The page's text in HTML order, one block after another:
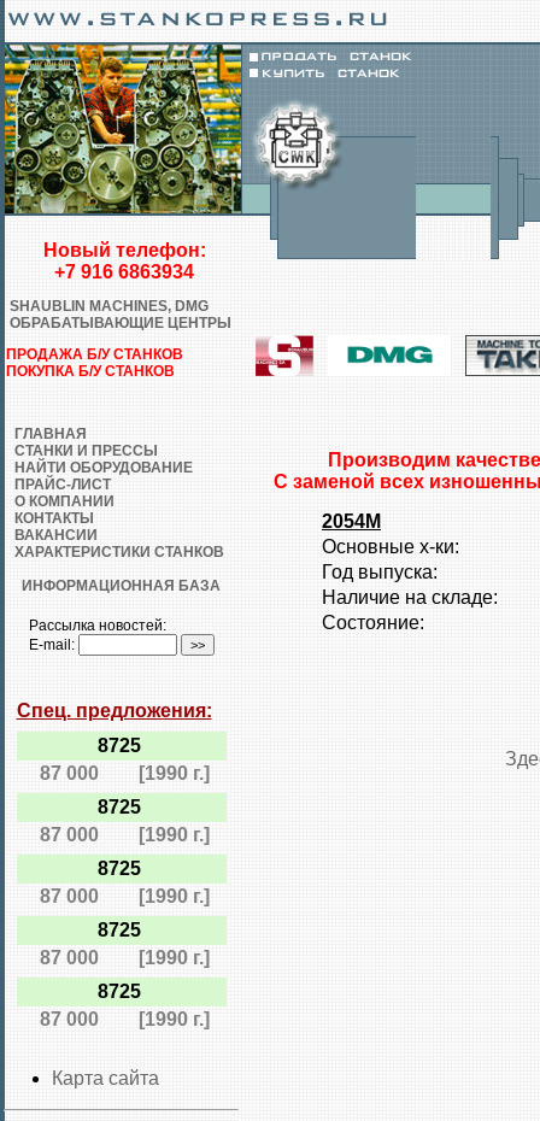
Новый телефон:
+7 916 6863934
SHAUBLIN MACHINES, DMG
ОБРАБАТЫВАЮЩИЕ ЦЕНТРЫ
ПРОДАЖА Б/У СТАНКОВ
ПОКУПКА Б/У СТАНКОВ
ГЛАВНАЯ
СТАНКИ И ПРЕССЫ
НАЙТИ ОБОРУДОВАНИЕ
ПРАЙС-ЛИСТ
О КОМПАНИИ
КОНТАКТЫ
ВАКАНСИИ
ХАРАКТЕРИСТИКИ СТАНКОВ
ИНФОРМАЦИОННАЯ БАЗА
Рассылка новостей:
E-mail:
Спец. предложения:
8725
87 000
[1990 г.]
8725
87 000
[1990 г.]
8725
87 000
[1990 г.]
8725
87 000
[1990 г.]
8725
87 000
[1990 г.]
Карта сайта
Производим
С заменой всех
2054М
Основные х-ки:
Год выпуска:
Наличие на складе:
Состояние: